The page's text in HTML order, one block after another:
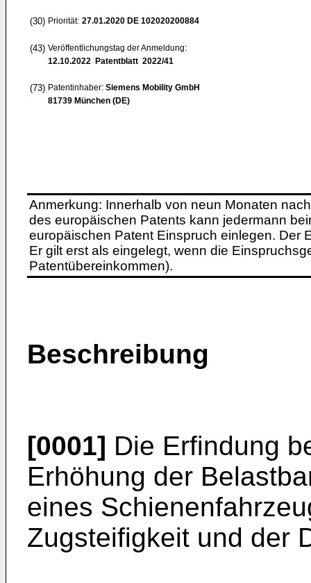
(30) Priorität: 27.01.2020 DE 102020200884
(43) Veröffentlichungstag der Anmeldung:
12.10.2022 Patentblatt 2022/41
(73) Patentinhaber: Siemens Mobility GmbH
81739 München (DE)
Anmerkung: Innerhalb von neun Monaten
des europäischen Patents kann jedermann
europäischen Patent Einspruch einlegen. Der
Er gilt erst als eingelegt, wenn die
Patentübereinkommen).
Beschreibung
[0001] Die Erfindung
Erhöhung der
eines
Zugsteifigkeit und der